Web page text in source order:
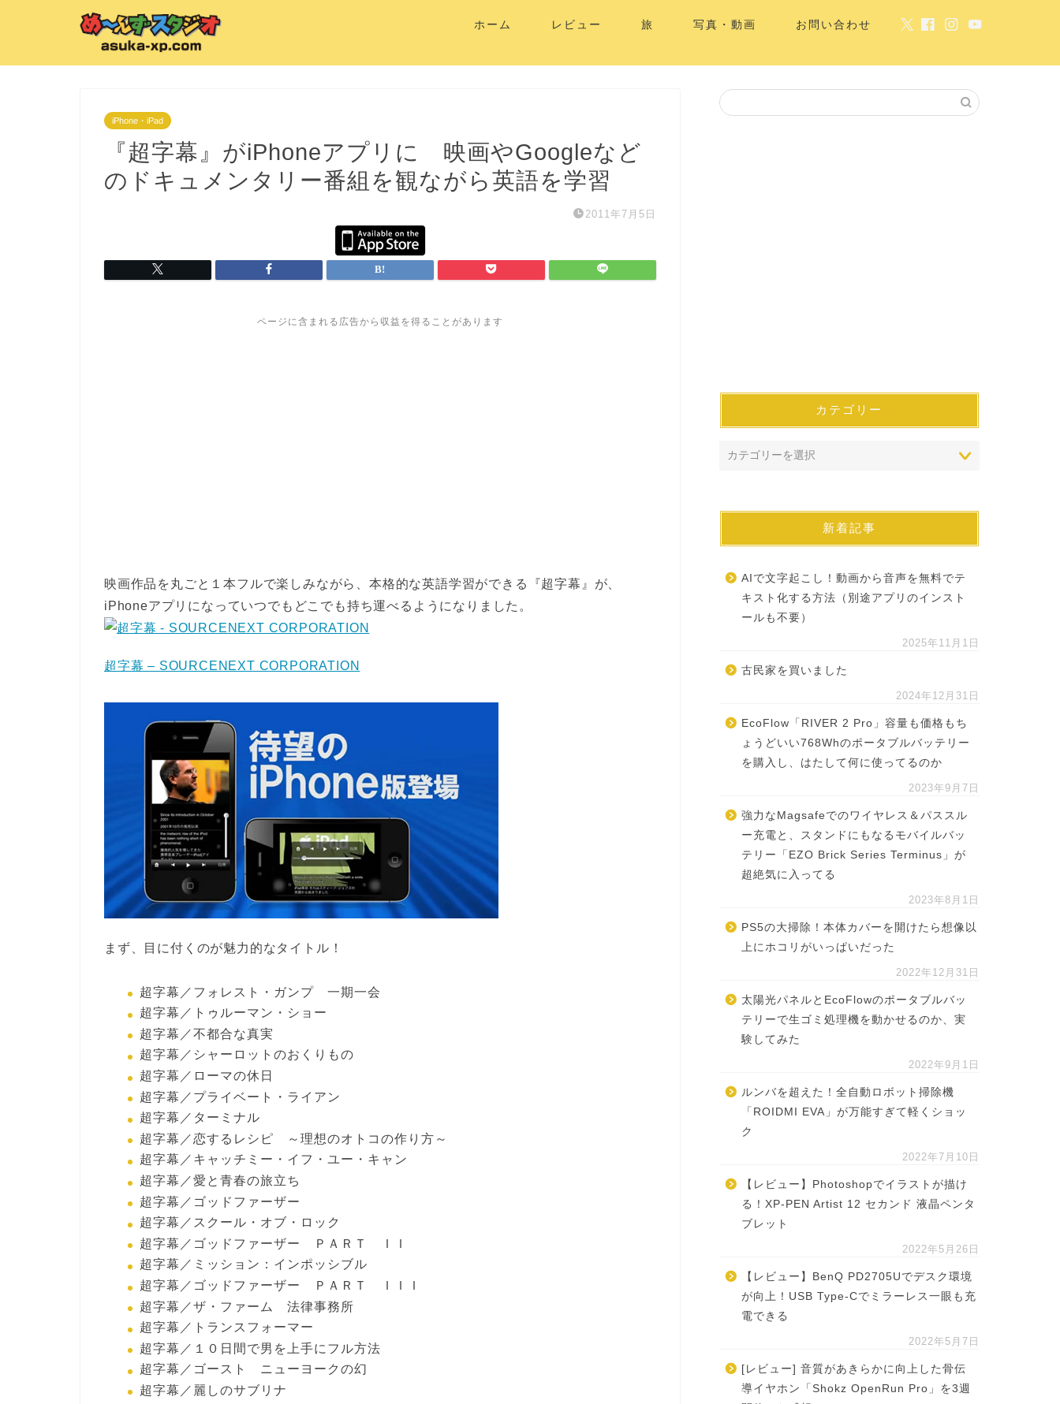
ホーム レビュー 旅 写真・動画 お問い合わせ
iPhone・iPad
『超字幕』がiPhoneアプリに 映画やGoogleなど
のドキュメンタリー番組を観ながら英語を学習
2011年7月5日
ページに含まれる広告から収益を得ることがあります
映画作品を丸ごと１本フルで楽しみながら、本格的な英語学習ができる『超字幕』が、
iPhoneアプリになっていつでもどこでも持ち運べるようになりました。
超字幕 – SOURCENEXT CORPORATION
まず、目に付くのが魅力的なタイトル！
超字幕／フォレスト・ガンプ 一期一会
超字幕／トゥルーマン・ショー
超字幕／不都合な真実
超字幕／シャーロットのおくりもの
超字幕／ローマの休日
超字幕／プライベート・ライアン
超字幕／ターミナル
超字幕／恋するレシピ ～理想のオトコの作り方～
超字幕／キャッチミー・イフ・ユー・キャン
超字幕／愛と青春の旅立ち
超字幕／ゴッドファーザー
超字幕／スクール・オブ・ロック
超字幕／ゴッドファーザー ＰＡＲＴ ＩＩ
超字幕／ミッション：インポッシブル
超字幕／ゴッドファーザー ＰＡＲＴ ＩＩＩ
超字幕／ザ・ファーム 法律事務所
超字幕／トランスフォーマー
超字幕／１０日間で男を上手にフル方法
超字幕／ゴースト ニューヨークの幻
超字幕／麗しのサブリナ
カテゴリー
新着記事
AIで文字起こし！動画から音声を無料でテ
キスト化する方法（別途アプリのインスト
ールも不要）
2025年11月1日
古民家を買いました
2024年12月31日
EcoFlow「RIVER 2 Pro」容量も価格もち
ょうどいい768Whのポータブルバッテリー
を購入し、はたして何に使ってるのか
2023年9月7日
強力なMagsafeでのワイヤレス＆パススル
ー充電と、スタンドにもなるモバイルバッ
テリー「EZO Brick Series Terminus」が
超絶気に入ってる
2023年8月1日
PS5の大掃除！本体カバーを開けたら想像以
上にホコリがいっぱいだった
2022年12月31日
太陽光パネルとEcoFlowのポータブルバッ
テリーで生ゴミ処理機を動かせるのか、実
験してみた
2022年9月1日
ルンバを超えた！全自動ロボット掃除機
「ROIDMI EVA」が万能すぎて軽くショッ
ク
2022年7月10日
【レビュー】Photoshopでイラストが描け
る！XP-PEN Artist 12 セカンド 液晶ペンタ
ブレット
2022年5月26日
【レビュー】BenQ PD2705Uでデスク環境
が向上！USB Type-Cでミラーレス一眼も充
電できる
2022年5月7日
[レビュー] 音質があきらかに向上した骨伝
導イヤホン「Shokz OpenRun Pro」を3週